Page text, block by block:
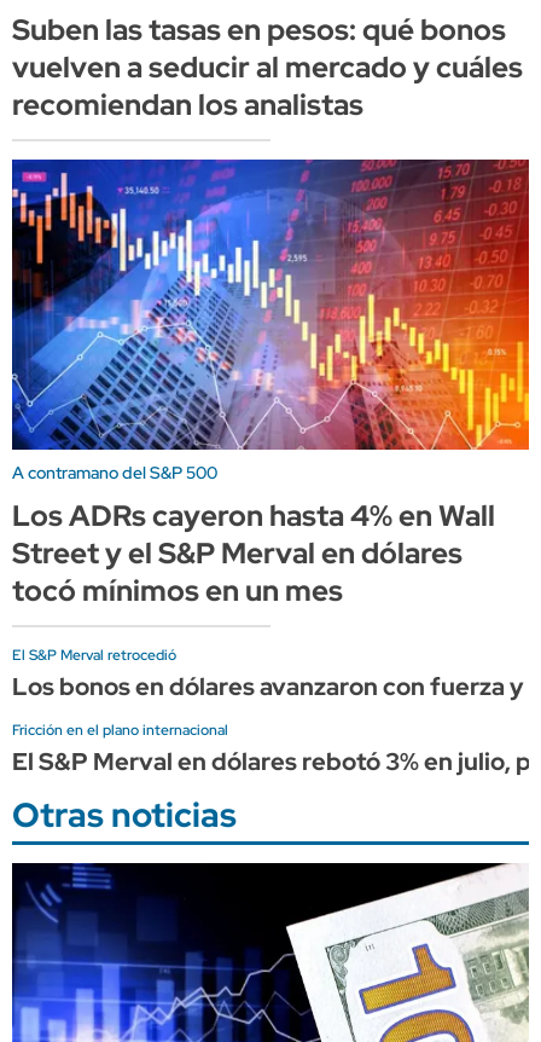
Suben las tasas en pesos: qué bonos
vuelven a seducir al mercado y cuáles
recomiendan los analistas
A contramano del S&P 500
Los ADRs cayeron hasta 4% en Wall
Street y el S&P Merval en dólares
tocó mínimos en un mes
El S&P Merval retrocedió
Los bonos en dólares avanzaron con fuerza y
Fricción en el plano internacional
El S&P Merval en dólares rebotó 3% en julio,
Otras noticias